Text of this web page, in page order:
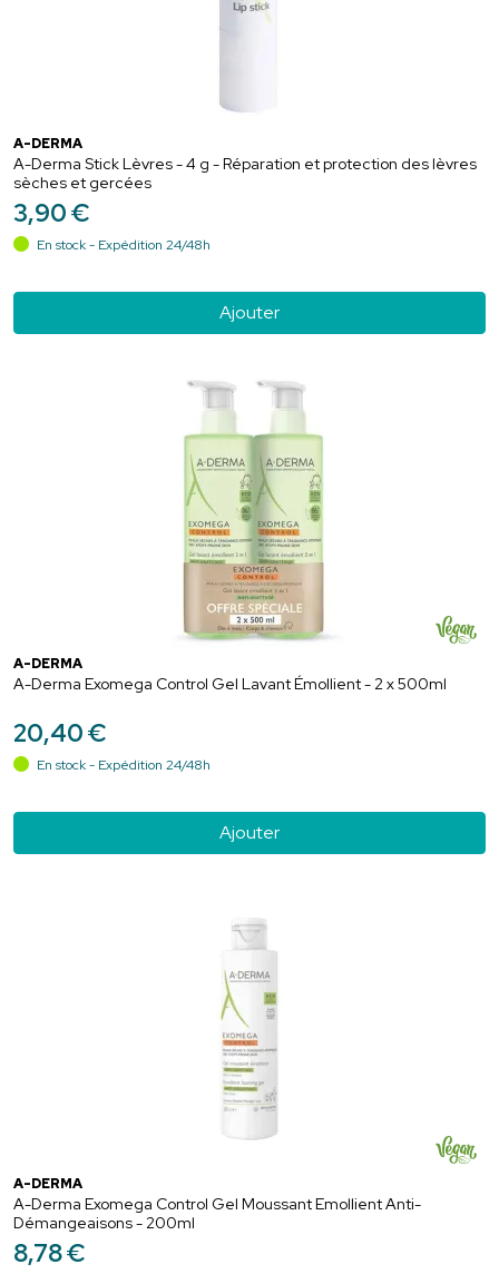
A-DERMA
A-Derma Stick Lèvres - 4 g - Réparation et protection des lèvres
sèches et gercées
3,90€
En stock - Expédition 24/48h
Ajouter
A-DERMA
A-Derma Exomega Control Gel Lavant Émollient - 2 x 500ml
20,40€
En stock - Expédition 24/48h
Ajouter
A-DERMA
A-Derma Exomega Control Gel Moussant Emollient Anti-
Démangeaisons - 200ml
8,78€